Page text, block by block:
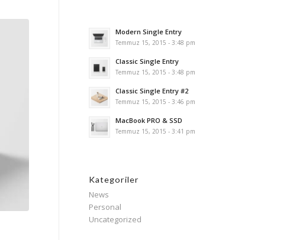
Modern Single Entry
Temmuz 15, 2015 - 3:48 pm
Classic Single Entry
Temmuz 15, 2015 - 3:48 pm
Classic Single Entry #2
Temmuz 15, 2015 - 3:46 pm
MacBook PRO & SSD
Temmuz 15, 2015 - 3:41 pm
Kategoriler
News
Personal
Uncategorized